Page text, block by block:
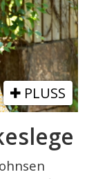
PLUSS